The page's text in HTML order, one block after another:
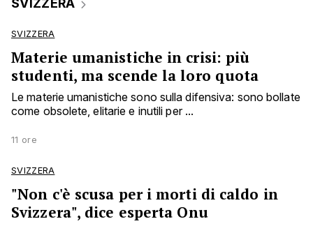
SVIZZERA
SVIZZERA
Materie umanistiche in crisi: più
studenti, ma scende la loro quota
Le materie umanistiche sono sulla difensiva: sono bollate
come obsolete, elitarie e inutili per ...
11 ore
SVIZZERA
"Non c'è scusa per i morti di caldo in
Svizzera", dice esperta Onu